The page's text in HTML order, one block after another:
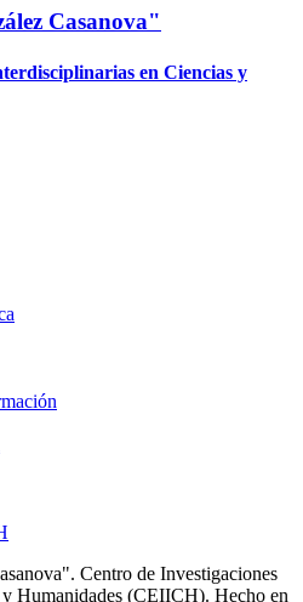
Casanova"
en Ciencias y
Centro de Investigaciones
Humanidades (CEIICH). Hecho en